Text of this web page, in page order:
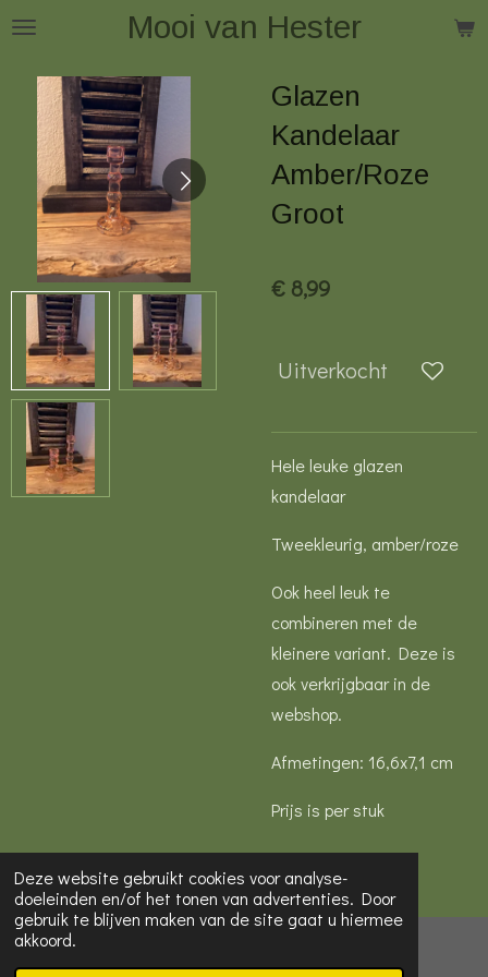
Deze website gebruikt cookies voor analyse-
doeleinden en/of het tonen van advertenties. Door
gebruik te blijven maken van de site gaat u hiermee
akkoord.
Ga
naar
hoofdinhoud
Mooi van Hester
Glazen
Kandelaar
Amber/Roze
Groot
€ 8,99
Uitverkocht
Hele leuke glazen
kandelaar
Tweekleurig, amber/roze
Ook heel leuk te
combineren met de
kleinere variant. Deze is
ook verkrijgbaar in de
webshop.
Afmetingen: 16,6x7,1 cm
Prijs is per stuk
© 2022 - 2026 Mooi van Hester